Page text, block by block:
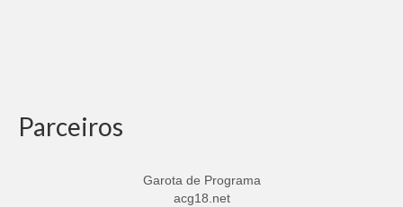
Parceiros
Garota de Programa
acg18.net